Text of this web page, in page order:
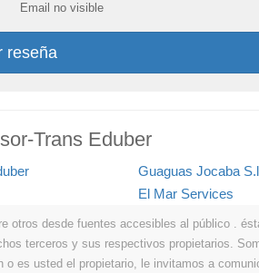
Email no visible
reseña
Trans Eduber
Guaguas Jocaba
El Mar Services
otros desde fuentes accesibles al público .
terceros y sus respectivos propietarios.
es usted el propietario, le invitamos a